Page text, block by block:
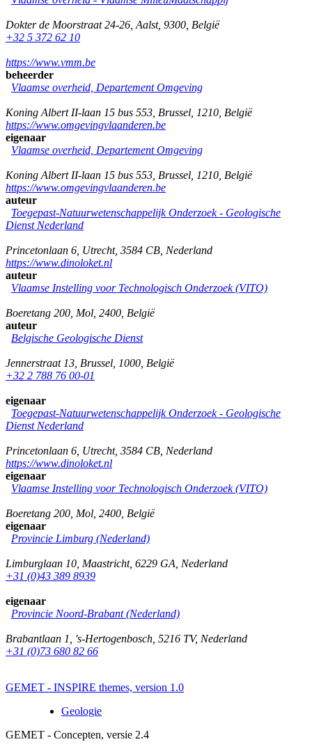
Dokter de Moorstraat 24-26 Aalst, 9300 België
+32 5 372 62 10
https://www.vmm.be
beheerder
Vlaamse overheid, Departement Omgeving
Koning Albert II-laan 15 bus 553 Brussel 1210 België
https://www.omgevingvlaanderen.be
eigenaar
Vlaamse overheid, Departement Omgeving
Koning Albert II-laan 15 bus 553 Brussel 1210 België
https://www.omgevingvlaanderen.be
auteur
Toegepast-Natuurwetenschappelijk Onderzoek - Geologische
Dienst Nederland
Princetonlaan 6 Utrecht, 3584 CB Nederland
https://www.dinoloket.nl
auteur
Vlaamse Instelling voor Technologisch Onderzoek (VITO)
Boeretang 200 Mol 2400 België
auteur
Belgische Geologische Dienst
Jennerstraat 13 Brussel 1000 België
+32 2 788 76 00-01
eigenaar
Toegepast-Natuurwetenschappelijk Onderzoek - Geologische
Dienst Nederland
Princetonlaan 6 Utrecht, 3584 CB Nederland
https://www.dinoloket.nl
eigenaar
Vlaamse Instelling voor Technologisch Onderzoek (VITO)
Boeretang 200 Mol 2400 België
eigenaar
Provincie Limburg (Nederland)
Limburglaan 10 Maastricht, 6229 GA Nederland
+31 (0)43 389 8939
eigenaar
Provincie Noord-Brabant (Nederland)
Brabantlaan 1 's-Hertogenbosch 5216 TV, Nederland
+31 (0)73 680 82 66
GEMET - INSPIRE themes, version 1.0
Geologie
GEMET - Concepten, versie 2.4